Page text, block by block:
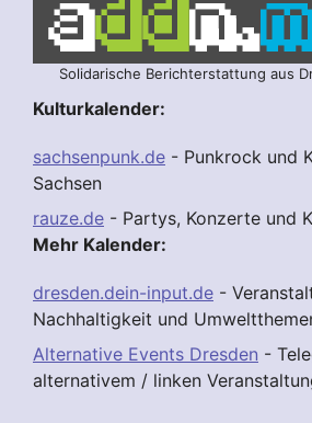
Solidarische Berichterstattung aus
Kulturkalender:
sachsenpunk.de - Punkrock und
Sachsen
rauze.de - Partys, Konzerte und
Mehr Kalender:
dresden.dein-input.de -
Nachhaltigkeit und
Alternative Events Dresden -
alternativem / linken